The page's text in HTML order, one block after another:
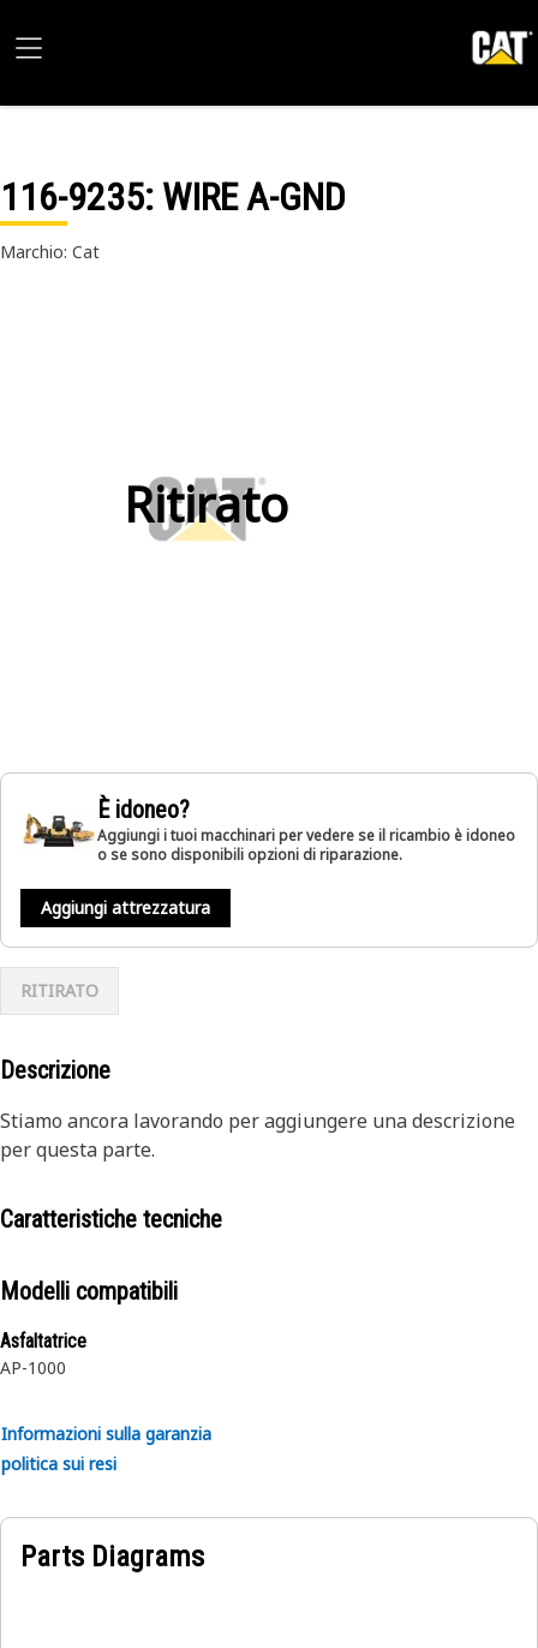
116-9235: WIRE A-GND
Marchio: Cat
Ritirato
È idoneo?
Aggiungi i tuoi macchinari per vedere se il ricambio è idoneo
o se sono disponibili opzioni di riparazione.
Aggiungi attrezzatura
RITIRATO
Descrizione
Stiamo ancora lavorando per aggiungere una descrizione
per questa parte.
Caratteristiche tecniche
Modelli compatibili
Asfaltatrice
AP-1000
Informazioni sulla garanzia
politica sui resi
Parts Diagrams